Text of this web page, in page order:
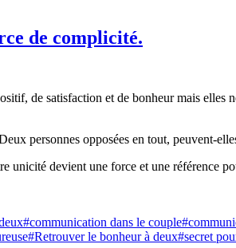
de complicité.
de satisfaction et de bonheur mais elles
personnes opposées en tout, peuvent-
unicité devient une force et une référence
#communication dans le couple
#Retrouver le bonheur à deux#secret